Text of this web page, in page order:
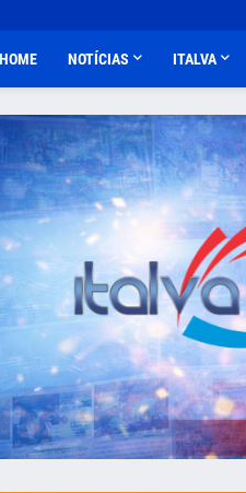
HOME NOTÍCIAS ITALVA